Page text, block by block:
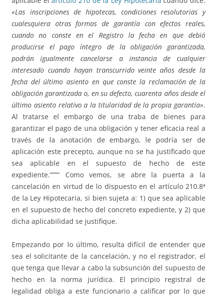
«Las inscripciones de hipotecas, condiciones resolutorias y
cualesquiera otras formas de garantía con efectos reales,
cuando no conste en el Registro la fecha en que debió
producirse el pago íntegro de la obligación garantizada,
podrán igualmente cancelarse a instancia de cualquier
interesado cuando hayan transcurrido veinte años desde la
fecha del último asiento en que conste la reclamación de la
obligación garantizada o, en su defecto, cuarenta años desde el
último asiento relativo a la titularidad de la propia garantía».
Al tratarse el embargo de una traba de bienes para
garantizar el pago de una obligación y tener eficacia real a
través de la anotación de embargo, le podría ser de
aplicación este precepto, aunque no se ha justificado que
sea aplicable en el supuesto de hecho de este
expediente.”””” Como vemos, se abre la puerta a la
cancelación en virtud de lo dispuesto en el artículo 210.8ª
de la Ley Hipotecaria, si bien sujeta a: 1) que sea aplicable
en el supuesto de hecho del concreto expediente, y 2) que
dicha aplicabilidad se justifique.
Empezando por lo último, resulta difícil de entender que
sea el solicitante de la cancelación, y no el registrador, el
que tenga que llevar a cabo la subsunción del supuesto de
hecho en la norma jurídica. El principio registral de
legalidad obliga a este funcionario a calificar por lo que